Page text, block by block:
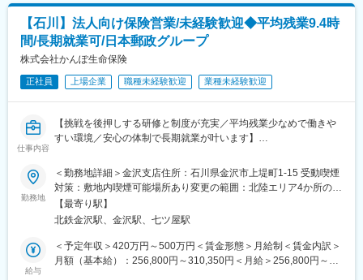
主任：450～670万円（在職最年少26歳）／課長代理：500～850
万円（在職最年少30歳）
課長・担当課長：690～850万円（在職最年少35歳）／管理職：
800～1,000万円超（在職最年少37歳）
変更の範囲：会社の定める業務
を実施します。
中途採用においては、求人媒体や人材紹介会社から紹介された求
職者の選考を行うとともに、リファラル採用の促進やダイレクト
リクルーティングによるスカウトなど、様々な手法での応募者確
保を行うなど、幅広い業務を担っていただきます。
【年収例】主任：450-500万円→課長代理：500-650万円→課長／
担当課長：650-800万円→管理職：800-1000万円超
【1日のスケジュール例】
9:00 始業
9:30 中途採用の最終面接調整
10:30 ダイレクトリクルーティングのスカウト送付
11:30 新卒イベント準備
13:00 新卒イベント
15:00 中途採用の一次面接
【石川】法人向け保険営業/未経験歓迎◆平均残業9.4時
間/長期就業可/日本郵政グループ
株式会社かんぽ生命保険
正社員 上場企業 職種未経験歓迎 業種未経験歓迎
仕事内容
【挑戦を後押しする研修と制度が充実／平均残業少なめで働きや
すい環境／安心の体制で長期就業が叶います】
■業務概要：
かんぽ生命の法人向け保険営業職として、企業経営者や法人のお
客さまに対して、経営リスクの備えや従業員の福利厚生の充実を
サポートする保険商品を提案・販売していただきます。お客さま
の声に耳を傾け、ニーズに応じた最適な保険商品を提供すること
で、企業とその従業員の安心を支え続ける社会的意義のある仕事
です。
勤務地
＜勤務地詳細＞金沢支店住所：石川県金沢市上堤町1-15 受動喫煙
対策：敷地内喫煙可能場所あり変更の範囲：北陸エリア4か所の支
店【最寄り駅】
北鉄金沢駅、金沢駅、七ツ屋駅
給与
＜予定年収＞420万円～500万円＜賃金形態＞月給制＜賃金内訳＞
月額（基本給）：256,800円～310,350円＜月給＞256,800円～